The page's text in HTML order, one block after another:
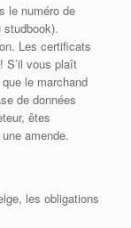
le numéro de
studbook).
Les certificats
S’il vous plaît
le marchand
de données
êtes
amende.
les obligations